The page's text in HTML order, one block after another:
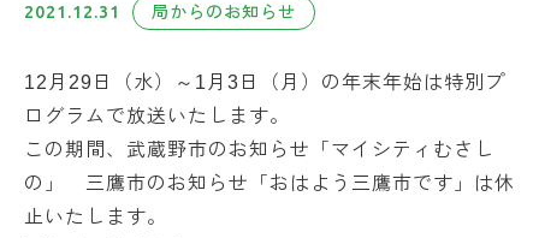
2021.12.31 局からのお知らせ
12月29日（水）～1月3日（月）の年末年始は特別プ
ログラムで放送いたします。
この期間、武蔵野市のお知らせ「マイシティむさし
の」 三鷹市のお知らせ「おはよう三鷹市です」は休
止いたします。